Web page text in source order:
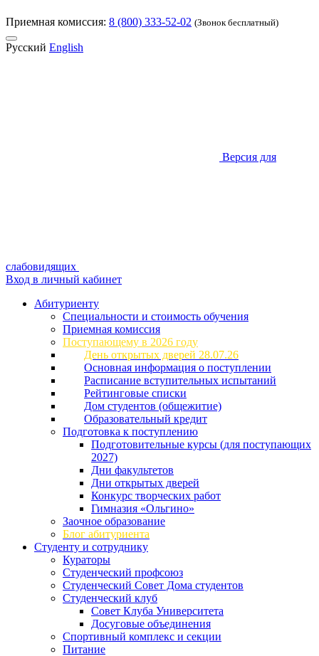
Приемная комиссия: 8 (800) 333-52-02 (Звонок бесплатный)
Русский English
Версия для
слабовидящих
Вход в личный кабинет
Абитуриенту
Специальности и стоимость обучения
Приемная комиссия
Поступающему в 2026 году
День открытых дверей 28.07.26
Основная информация о поступлении
Расписание вступительных испытаний
Рейтинговые списки
Дом студентов (общежитие)
Образовательный кредит
Подготовка к поступлению
Подготовительные курсы (для поступающих
2027)
Дни факультетов
Дни открытых дверей
Конкурс творческих работ
Гимназия «Ольгино»
Заочное образование
Блог абитуриента
Студенту и сотруднику
Кураторы
Студенческий профсоюз
Студенческий Совет Дома студентов
Студенческий клуб
Совет Клуба Университета
Досуговые объединения
Спортивный комплекс и секции
Питание